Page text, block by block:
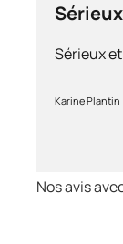
Sérieux
Karine Plantin
Nos avis